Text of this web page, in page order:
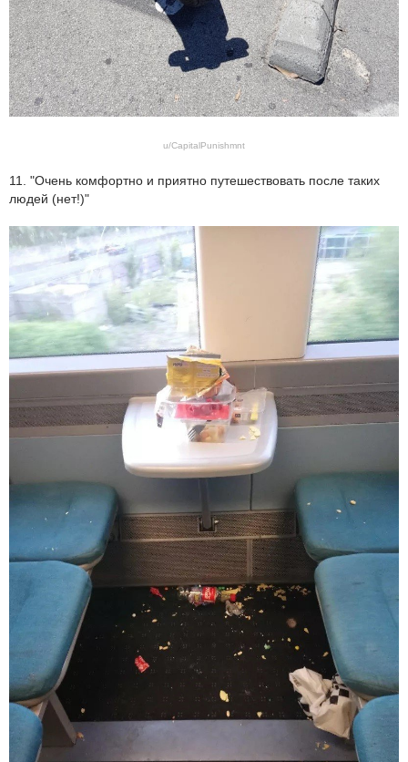
u/CapitalPunishmnt
11. "Очень комфортно и приятно путешествовать после таких
людей (нет!)"